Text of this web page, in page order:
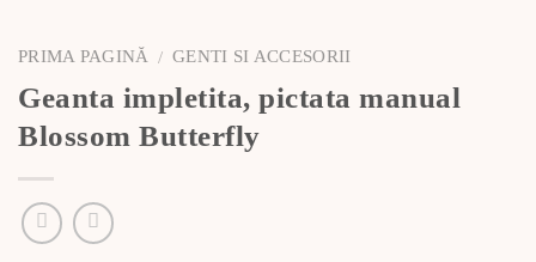
PRIMA PAGINĂ / GENTI SI ACCESORII
Geanta impletita, pictata manual
Blossom Butterfly